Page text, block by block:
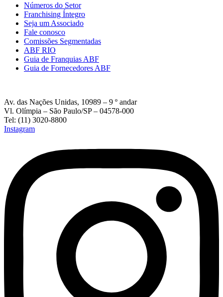
Números do Setor
Franchising Íntegro
Seja um Associado
Fale conosco
Comissões Segmentadas
ABF RIO
Guia de Franquias ABF
Guia de Fornecedores ABF
Av. das Nações Unidas, 10989 – 9 º andar
Vl. Olímpia – São Paulo/SP – 04578-000
Tel: (11) 3020-8800
Instagram